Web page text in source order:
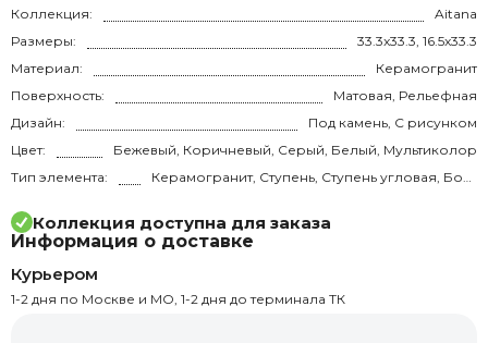
Коллекция:
Aitana
Размеры:
33.3x33.3, 16.5x33.3
Материал:
Керамогранит
Поверхность:
Матовая, Рельефная
Дизайн:
Под камень, С рисунком
Цвет:
Бежевый, Коричневый, Серый, Белый, Мультиколор
Тип элемента:
Керамогранит, Ступень, Ступень угловая, Бордюр
Коллекция доступна для заказа
Информация о доставке
Курьером
1-2 дня по Москве и МО, 1-2 дня до терминала ТК